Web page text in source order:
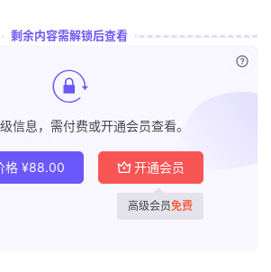
剩余内容需解锁后查看
信息，需付费或开通会员查看。
格 ¥88.00 开通会员
高级会员免费